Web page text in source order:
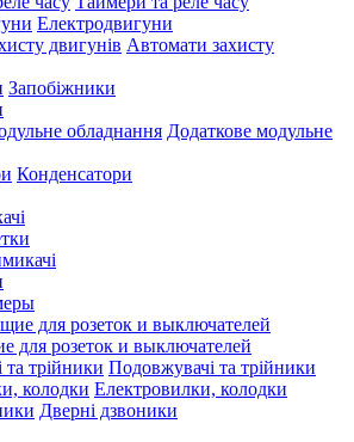
Електродвигуни
Автомати захисту
Запобіжники
Додаткове модульне
Конденсатори
для розеток и выключателей
Подовжувачі та трійники
Електровилки, колодки
Дверні дзвоники